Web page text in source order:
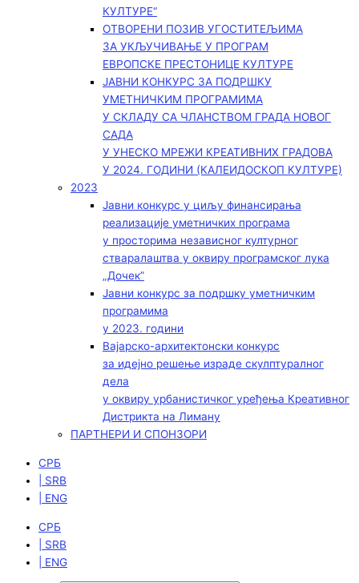
КУЛТУРЕ“
ОТВОРЕНИ ПОЗИВ УГОСТИТЕЉИМА
ЗА УКЉУЧИВАЊЕ У ПРОГРАМ
ЕВРОПСКЕ ПРЕСТОНИЦЕ КУЛТУРЕ
ЈАВНИ КОНКУРС ЗА ПОДРШКУ
УМЕТНИЧКИМ ПРОГРАМИМА
У СКЛАДУ СА ЧЛАНСТВОМ ГРАДА НОВОГ
САДА
У УНЕСКО МРЕЖИ КРЕАТИВНИХ ГРАДОВА
У 2024. ГОДИНИ (КАЛЕИДОСКОП КУЛТУРЕ)
2023
Јавни конкурс у циљу финансирања
реализације уметничких програма
у просторима независног културног
стваралаштва у оквиру програмског лука
„Дочек”
Јавни конкурс за подршку уметничким
програмима
у 2023. години
Вајарско-архитектонски конкурс
за идејно решење израде скулптуралног
дела
у оквиру урбанистичког уређења Креативног
Дистрикта на Лиману
ПАРТНЕРИ И СПОНЗОРИ
СРБ
| SRB
| ENG
СРБ
| SRB
| ENG